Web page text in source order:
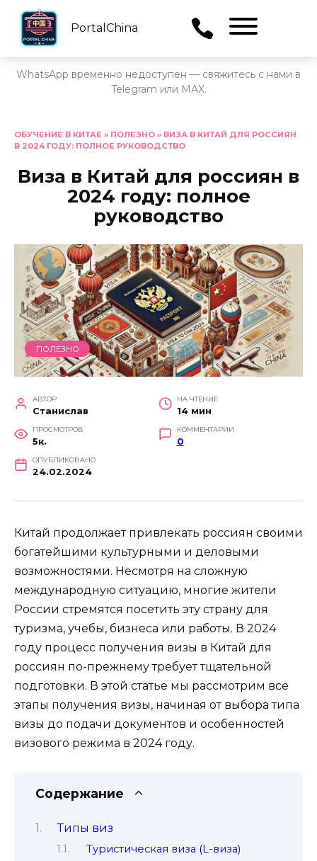
PortalChina
WhatsApp временно недоступен — свяжитесь с нами в
Telegram или MAX.
содержанию
ОБУЧЕНИЕ В КИТАЕ » ПОЛЕЗНО » ВИЗА В КИТАЙ ДЛЯ РОССИЯН
В 2024 ГОДУ: ПОЛНОЕ РУКОВОДСТВО
Виза в Китай для россиян в
2024 году: полное
руководство
ПОЛЕЗНО
АВТОР
Станислав
НА ЧТЕНИЕ
14 мин
ПРОСМОТРОВ
5к.
КОММЕНТАРИИ
0
ОПУБЛИКОВАНО
24.02.2024
Китай продолжает привлекать россиян своими
богатейшими культурными и деловыми
возможностями. Несмотря на сложную
международную ситуацию, многие жители
России стремятся посетить эту страну для
туризма, учебы, бизнеса или работы. В 2024
году процесс получения визы в Китай для
россиян по-прежнему требует тщательной
подготовки. В этой статье мы рассмотрим все
этапы получения визы, начиная от выбора типа
визы до подачи документов и особенностей
визового режима в 2024 году.
Содержание
Типы виз
Туристическая виза (L-виза)